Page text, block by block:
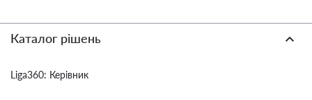
Каталог рішень
Liga360: Керівник